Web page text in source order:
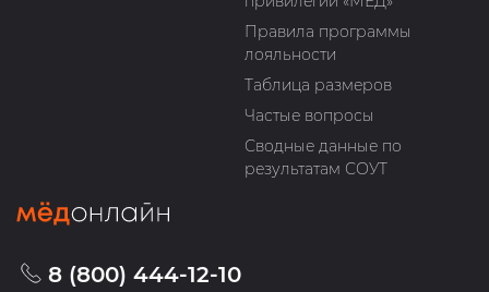
Правила программы
лояльности
Таблица размеров
Частые вопросы
Сводные данные по
результатам СОУТ
8 (800) 444-12-10